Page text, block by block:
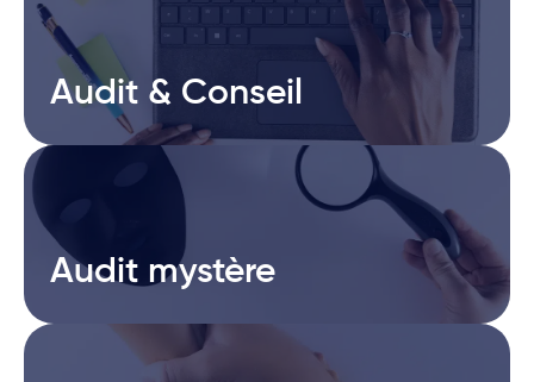
Audit & Conseil
Audit & Conseil
Audit mystère
Audit mystère